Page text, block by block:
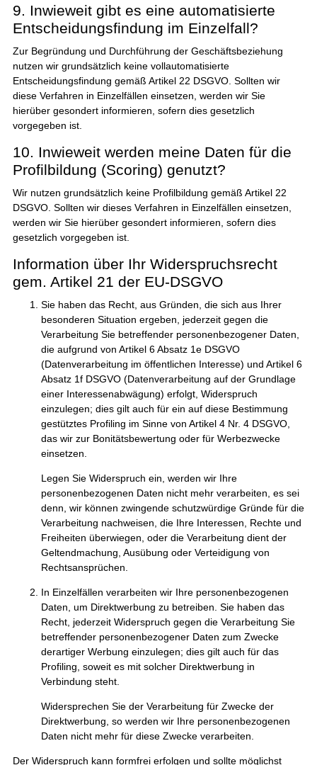
9. Inwieweit gibt es eine automatisierte
Entscheidungsfindung im Einzelfall?
Zur Begründung und Durchführung der Geschäftsbeziehung
nutzen wir grundsätzlich keine vollautomatisierte
Entscheidungsfindung gemäß Artikel 22 DSGVO. Sollten wir
diese Verfahren in Einzelfällen einsetzen, werden wir Sie
hierüber gesondert informieren, sofern dies gesetzlich
vorgegeben ist.
10. Inwieweit werden meine Daten für die
Profilbildung (Scoring) genutzt?
Wir nutzen grundsätzlich keine Profilbildung gemäß Artikel 22
DSGVO. Sollten wir dieses Verfahren in Einzelfällen einsetzen,
werden wir Sie hierüber gesondert informieren, sofern dies
gesetzlich vorgegeben ist.
Information über Ihr Widerspruchsrecht
gem. Artikel 21 der EU-DSGVO
Sie haben das Recht, aus Gründen, die sich aus Ihrer
besonderen Situation ergeben, jederzeit gegen die
Verarbeitung Sie betreffender personenbezogener Daten,
die aufgrund von Artikel 6 Absatz 1e DSGVO
(Datenverarbeitung im öffentlichen Interesse) und Artikel 6
Absatz 1f DSGVO (Datenverarbeitung auf der Grundlage
einer Interessenabwägung) erfolgt, Widerspruch
einzulegen; dies gilt auch für ein auf diese Bestimmung
gestütztes Profiling im Sinne von Artikel 4 Nr. 4 DSGVO,
das wir zur Bonitätsbewertung oder für Werbezwecke
einsetzen.
Legen Sie Widerspruch ein, werden wir Ihre
personenbezogenen Daten nicht mehr verarbeiten, es sei
denn, wir können zwingende schutzwürdige Gründe für die
Verarbeitung nachweisen, die Ihre Interessen, Rechte und
Freiheiten überwiegen, oder die Verarbeitung dient der
Geltendmachung, Ausübung oder Verteidigung von
Rechtsansprüchen.
In Einzelfällen verarbeiten wir Ihre personenbezogenen
Daten, um Direktwerbung zu betreiben. Sie haben das
Recht, jederzeit Widerspruch gegen die Verarbeitung Sie
betreffender personenbezogener Daten zum Zwecke
derartiger Werbung einzulegen; dies gilt auch für das
Profiling, soweit es mit solcher Direktwerbung in
Verbindung steht.
Widersprechen Sie der Verarbeitung für Zwecke der
Direktwerbung, so werden wir Ihre personenbezogenen
Daten nicht mehr für diese Zwecke verarbeiten.
Der Widerspruch kann formfrei erfolgen und sollte möglichst